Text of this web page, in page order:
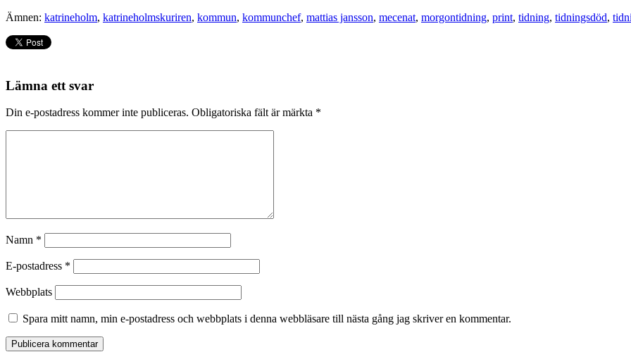
Ämnen: katrineholm, katrineholmskuriren, kommun, kommunchef, mattias jansson, mecenat, morgontidning, print, tidning, tidningsdöd,
Lämna ett svar
Din e-postadress kommer inte publiceras. Obligatoriska fält är märkta *
Namn *
E-postadress *
Webbplats
Spara mitt namn, min e-postadress och webbplats i denna webbläsare till nästa gång jag skriver en kommentar.